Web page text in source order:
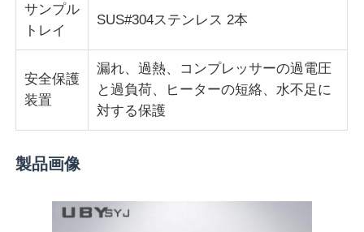
サンプル
トレイ
SUS#304ステンレス 2本
安全保護
装置
漏れ、過熱、コンプレッサーの過電圧
と過負荷、ヒーターの短絡、水不足に
対する保護
製品画像